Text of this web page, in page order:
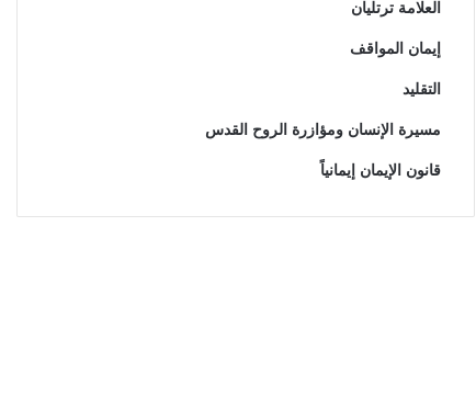
العلامة ترتليان
إيمان المواقف
التقليد
مسيرة الإنسان ومؤازرة الروح القدس
قانون الإيمان إيمانياً